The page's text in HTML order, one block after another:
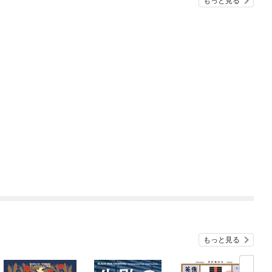
もっと見る